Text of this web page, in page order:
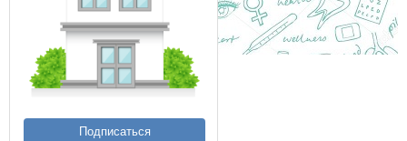
Подписаться